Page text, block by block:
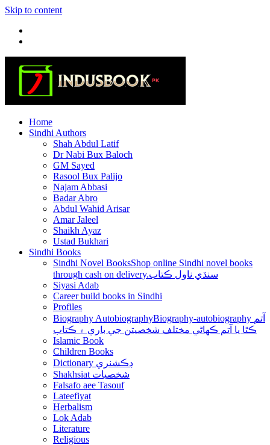
Skip to content
Home
Sindhi Authors
Shah Abdul Latif
Dr Nabi Bux Baloch
GM Sayed
Rasool Bux Palijo
Najam Abbasi
Badar Abro
Abdul Wahid Arisar
Amar Jaleel
Shaikh Ayaz
Ustad Bukhari
Sindhi Books
Sindhi Novel BooksShop online Sindhi novel books
through cash on delivery.سنڌي ناول ڪتاب
Siyasi Adab
Career build books in Sindhi
Profiles
Biography AutobiographyBiography-autobiography آتم
ڪٿا يا آتم ڪھاڻي مختلف شخصيتن جي باري ۾ ڪتاب
Islamic Book
Children Books
Dictionary ڊڪشنري
Shakhsiat شخصيات
Falsafo aee Tasouf
Lateefiyat
Herbalism
Lok Adab
Literature
Religious